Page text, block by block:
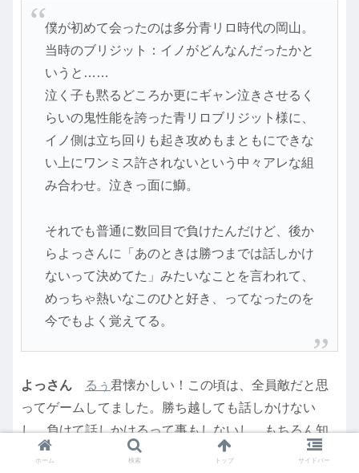
僕が初めて会ったのは多分青リロ時代の岡山。
当時のブリジット：イノがどんなんだったかと
いうと……
泣く子も黙るどころか更にギャン泣きさせるく
らいの鬼性能を誇った青リロブリジット様に、
イノ側は立ち回りも起き攻めもまともにできな
い上にワンミス許されないという中々アレな組
み合わせ。泣きっ面に鰤。
それでも普通に数回目で負けたんだけど、後か
らよっさんに「あのときは勝つまでは話しかけ
ないって決めてた」みたいなことを言われて、
めっちゃ熱いなこのひと好き、ってなったのを
今でもよく覚えてる。
よっさん るぅ 君懐かしい！この頃は、全員敵だと思
ってゲームしてました。勝ち越しても話しかけない
し、負けて話しかけるって事もしないし。もちろん知
り合いも全然増えない。殺意がないとアーケードでゲ
ホーム 検索 トップ サイドバー